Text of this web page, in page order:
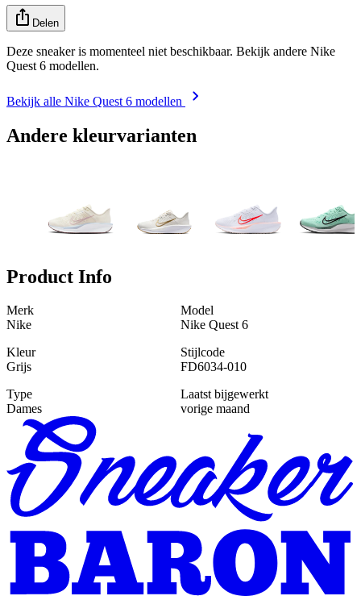
Delen
Deze sneaker is momenteel niet beschikbaar. Bekijk andere Nike
Quest 6 modellen.
Bekijk alle Nike Quest 6 modellen
Andere kleurvarianten
Product Info
Merk
Nike
Model
Nike Quest 6
Kleur
Grijs
Stijlcode
FD6034-010
Type
Dames
Laatst bijgewerkt
vorige maand